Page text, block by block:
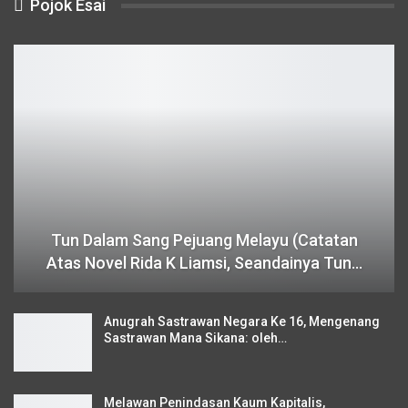
Pojok Esai
Tun Dalam Sang Pejuang Melayu (Catatan
Atas Novel Rida K Liamsi, Seandainya Tun…
Anugrah Sastrawan Negara Ke 16, Mengenang
Sastrawan Mana Sikana: oleh…
Melawan Penindasan Kaum Kapitalis,